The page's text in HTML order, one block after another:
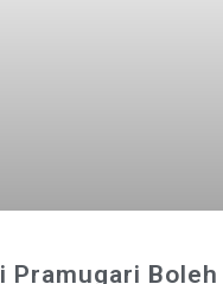
Pramugari